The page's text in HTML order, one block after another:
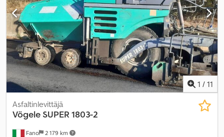
1 / 11
Fano 2 179 km
Asfaltinlevittäjä
Vögele SUPER 1803-2